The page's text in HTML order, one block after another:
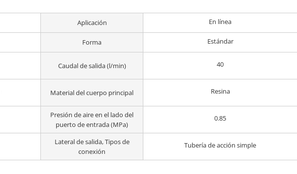
Aplicación En línea
Forma Estándar
Caudal de salida (l/min) 40
Material del cuerpo principal Resina
Presión de aire en el lado del
puerto de entrada (MPa)
0.85
Lateral de salida, Tipos de
conexión
Tubería de acción simple